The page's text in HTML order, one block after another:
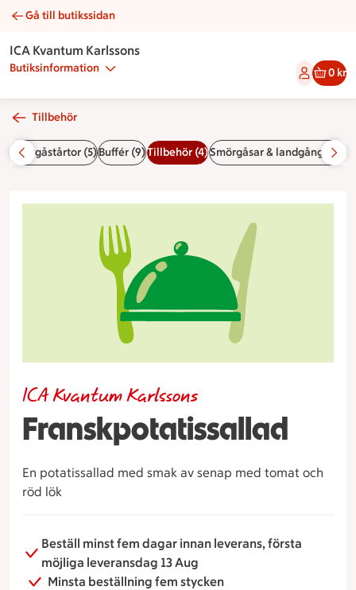
Franskpotatissallad | Catering ICA Kvantum Karlssons
Gå till butikssidan
ICA Kvantum Karlssons
Butiksinformation 0 kr
Tillbehör
Smörgåstårtor (5)Buffér (9)Tillbehör (4)Smörgåsar & landgångar (11)
Franskpotatissallad
ICA Kvantum Karlssons
En potatissallad med smak av senap med tomat och
röd lök
Beställ minst fem dagar innan leverans, första
möjliga leveransdag 13 Aug
Minsta beställning fem stycken